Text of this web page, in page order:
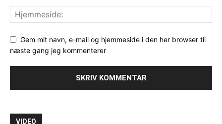
Gem mit navn, e-mail og hjemmeside i den her browser til
næste gang jeg kommenterer
VIDEO